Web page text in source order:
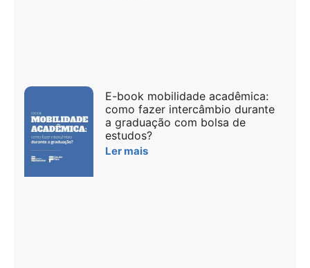
E-book mobilidade acadêmica:
como fazer intercâmbio durante
a graduação com bolsa de
estudos?
Ler mais